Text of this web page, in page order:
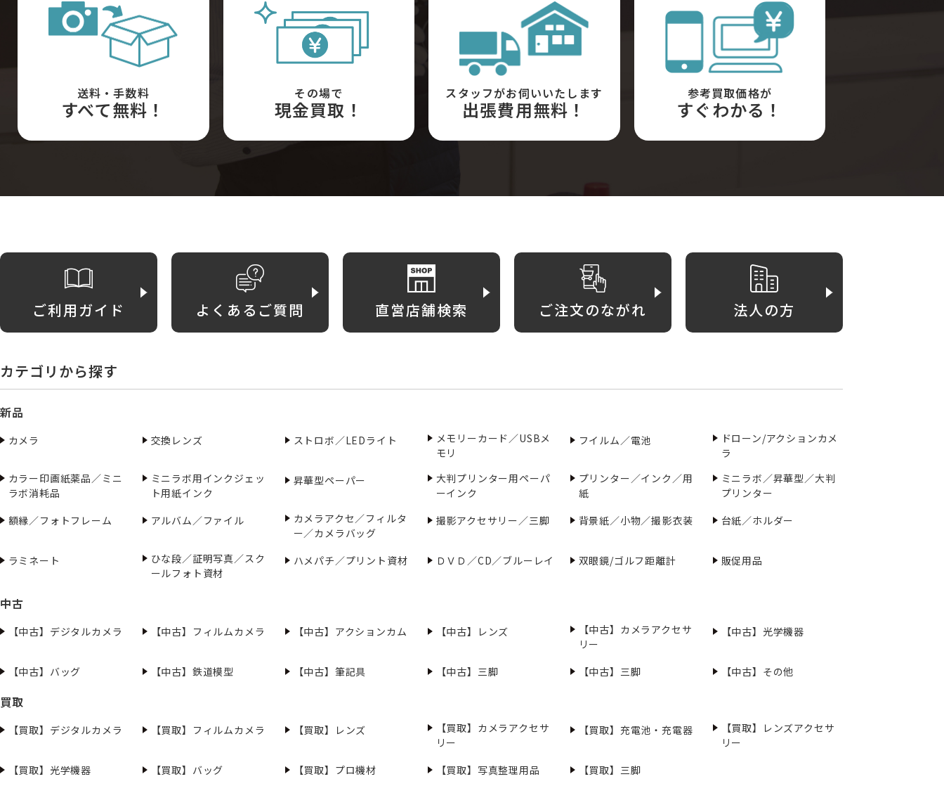
送料・手数料
すべて無料！
その場で
現金買取！
スタッフがお伺いいたします
出張費用無料！
参考買取価格が
すぐわかる！
ご利用ガイド よくあるご質問 直営店舗検索 ご注文のながれ 法人の方
カテゴリから探す
新品
カメラ 交換レンズ ストロボ／LEDライト
メモリーカード／USBメ
モリ
フイルム／電池
ドローン/アクションカメ
ラ
カラー印画紙薬品／ミニ
ラボ消耗品
ミニラボ用インクジェッ
ト用紙インク
昇華型ペーパー
大判プリンター用ペーパ
ーインク
プリンター／インク／用
紙
ミニラボ／昇華型／大判
プリンター
額縁／フォトフレーム
アルバム／ファイル
カメラアクセ／フィルタ
ー／カメラバッグ
撮影アクセサリー／三脚 背景紙／小物／撮影衣装 台紙／ホルダー
ラミネート
ひな段／証明写真／スク
ールフォト資材
ハメパチ／プリント資材 ＤＶＤ／CD／ブルーレイ 双眼鏡/ゴルフ距離計 販促用品
中古
【中古】デジタルカメラ 【中古】フィルムカメラ 【中古】アクションカム 【中古】レンズ
【中古】カメラアクセサ
リー
【中古】光学機器
【中古】バッグ 【中古】鉄道模型 【中古】筆記具 【中古】三脚 【中古】三脚 【中古】その他
買取
【買取】デジタルカメラ 【買取】フィルムカメラ 【買取】レンズ
【買取】カメラアクセサ
リー
【買取】充電池・充電器
【買取】レンズアクセサ
リー
【買取】光学機器
【買取】バッグ 【買取】プロ機材 【買取】写真整理用品 【買取】三脚